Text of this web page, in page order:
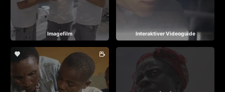
Imagefilm Interaktiver Videoguide